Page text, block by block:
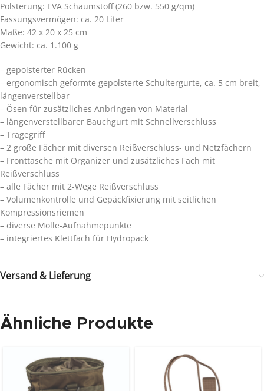
Polsterung: EVA Schaumstoff (260 bzw. 550 g/qm)
Fassungsvermögen: ca. 20 Liter
Maße: 42 x 20 x 25 cm
Gewicht: ca. 1.100 g
– gepolsterter Rücken
– ergonomisch geformte gepolsterte Schultergurte, ca. 5 cm breit,
längenverstellbar
– Ösen für zusätzliches Anbringen von Material
– längenverstellbarer Bauchgurt mit Schnellverschluss
– Tragegriff
– 2 große Fächer mit diversen Reißverschluss- und Netzfächern
– Fronttasche mit Organizer und zusätzliches Fach mit
Reißverschluss
– alle Fächer mit 2-Wege Reißverschluss
– Volumenkontrolle und Gepäckfixierung mit seitlichen
Kompressionsriemen
– diverse Molle-Aufnahmepunkte
– integriertes Klettfach für Hydropack
Versand & Lieferung
Ähnliche Produkte